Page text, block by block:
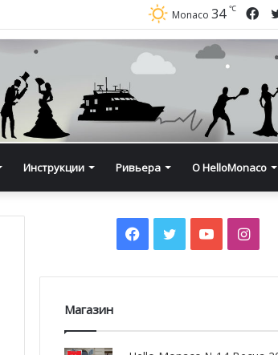
Monaco 34 ℃
Инструкции Ривьера О HelloMonaco
Facebook
TwitterYouTube
Магазин